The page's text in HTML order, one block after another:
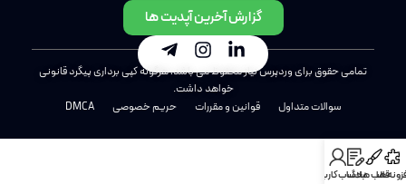
گزارش آخرین آپدیت ها
تمامی حقوق برای وردپرس نیاز محفوظ می باشد، هرگونه کپی برداری پیگرد قانونی
خواهد داشت.
سوالات متداول
قوانین و مقررات حریم خصوصی DMCA
ها
قالب هابلاگ
حساب کاربری